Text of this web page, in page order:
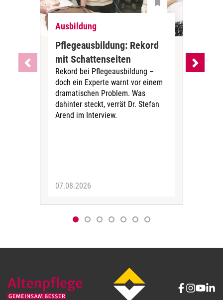
Ausbildung
Pflegeausbildung: Rekord
mit Schattenseiten
Rekord bei Pflegeausbildung –
doch ein Experte warnt vor einem
dramatischen Problem. Was
dahinter steckt, verrät Dr. Stefan
Arend im Interview.
07.08.2026